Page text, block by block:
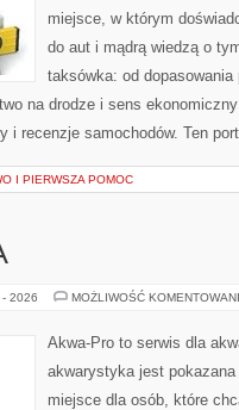
miejsce, w którym
do aut i mądrą wiedzą o
taksówka: od
na drodze i sens
i recenzje samochodów. Ten
I PIERWSZA POMOC
- 2026 MOŻLIWOŚĆ
Akwa-Pro to serwis dla
akwarystyka jest
miejsce dla osób, które